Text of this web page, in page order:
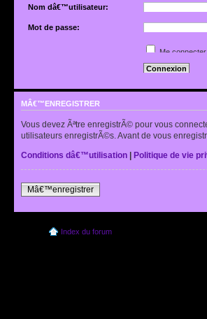
Nom dâ€™utilisateur:
Mot de passe:
Renvoyer lâ€™e-
Me
Cacher mon
MÂ€™ENREGISTRER
Vous devez Ãªtre enregistrÃ© pour vous
utilisateurs enregistrÃ©s. Avant de vous
Conditions dâ€™utilisation
Politique de vie
Mâ€™enregistrer
Index du forum